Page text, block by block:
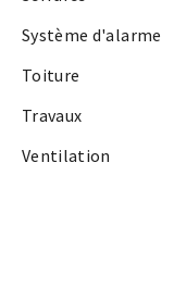
Système d'alarme
Toiture
Travaux
Ventilation